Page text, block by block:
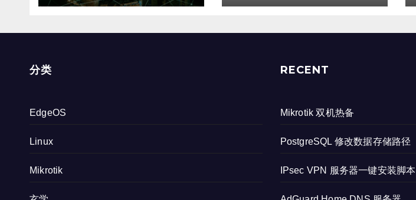
分类
EdgeOS
Linux
Mikrotik
RECENT
Mikrotik 双机热备
PostgreSQL 修改数据存储路径
IPsec VPN 服务器一键安装脚本